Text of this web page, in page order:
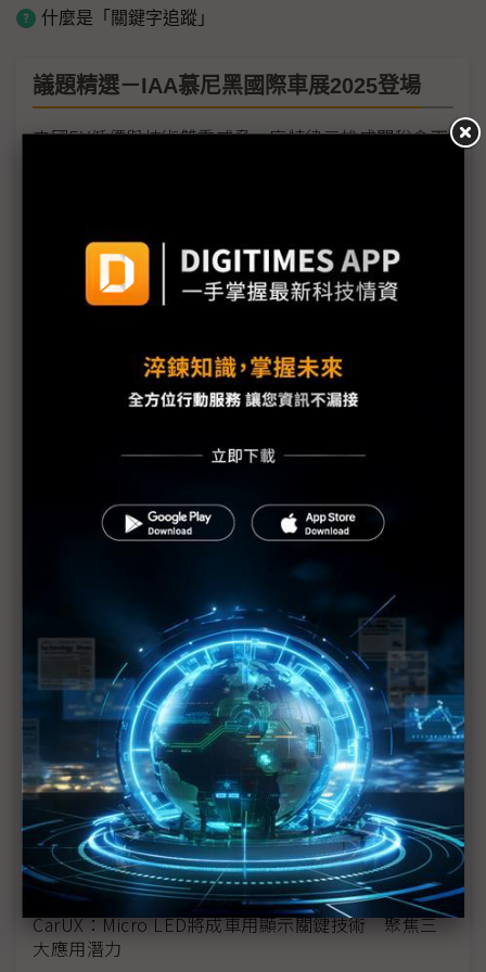
什麼是「關鍵字追蹤」
議題精選－IAA慕尼黑國際車展2025登場
中國EV低價與技術雙重威脅 底特律三雄成關稅傘下
技術與美學同譜未來車序曲 IAA聚焦SDV、自駕、多
動力、新設計語言
歐盟燃油車禁售計畫遭挑戰 歐系車廠示警：2035年
小鵬汽車加速出海布局 平價品牌Mona 2026年亮相
比亞迪轉攻海外市場 以混動車型與本地生產布局歐
洲
從汽車、飛行器到機器人 小鵬以AI勾勒智慧出行
「三體世界」
福斯汽車推平價電動車ID.Polo 力阻中國車企擴張
歐洲市場
寧德時代德國發表NP3.0技術平台 首款LFP電池神
行Pro登場
CarUX：Micro LED將成車用顯示關鍵技術 聚焦三
大應用潛力